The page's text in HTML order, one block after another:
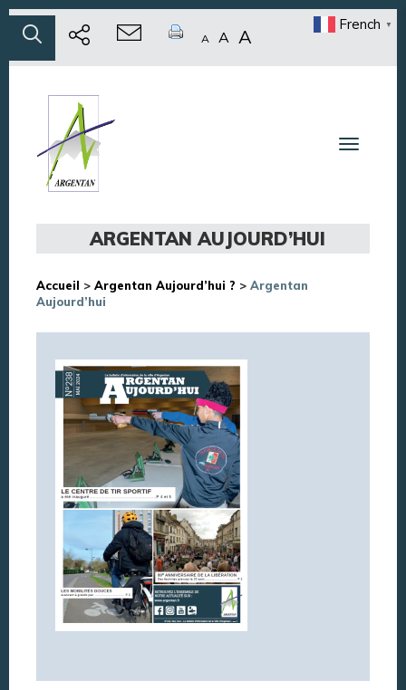
A A A
French ▼
Toggle
ARGENTAN AUJOURD’HUI
Accueil > Argentan Aujourd’hui ? > Argentan
Aujourd’hui